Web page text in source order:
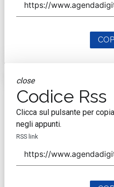
close
Codice Rss
Clicca sul pulsante per
negli appunti.
RSS link